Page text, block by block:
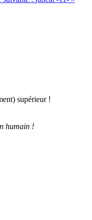
supérieur !
humain !